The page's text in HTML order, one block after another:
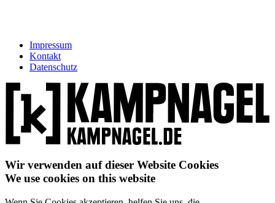
Impressum
Kontakt
Datenschutz
Wir verwenden auf dieser Website Cookies
We use cookies on this website